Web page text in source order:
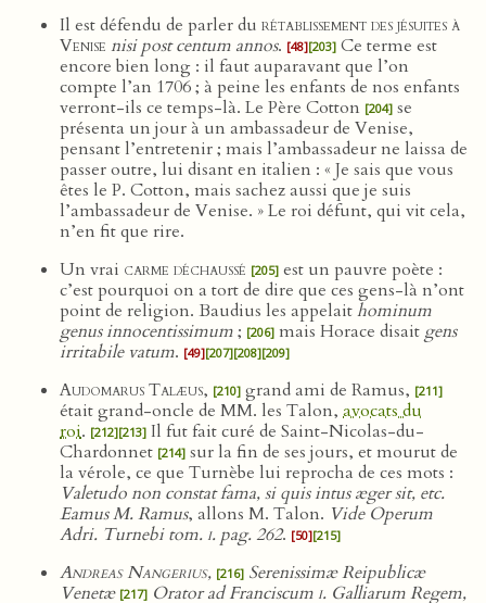
Il est défendu de parler du rétablissement des jésuites à
Venise nisi post centum annos. [48][203] Ce terme est
encore bien long : il faut auparavant que l’on
compte l’an 1706 ; à peine les enfants de nos enfants
verront-ils ce temps-là. Le Père Cotton [204] se
présenta un jour à un ambassadeur de Venise,
pensant l’entretenir ; mais l’ambassadeur ne laissa de
passer outre, lui disant en italien : « Je sais que vous
êtes le P. Cotton, mais sachez aussi que je suis
l’ambassadeur de Venise. » Le roi défunt, qui vit cela,
n’en fit que rire.
Un vrai carme déchaussé [205] est un pauvre poète :
c’est pourquoi on a tort de dire que ces gens-là n’ont
point de religion. Baudius les appelaithominum
genus innocentissimum; [206] mais Horace disait gens
irritabile vatum. [49][207][208][209]
Audomarus Talæus, [210] grand ami de Ramus, [211]
était grand-oncle de MM. les Talon, avocats du
roi. [212][213] Il fut fait curé de Saint-Nicolas-du-
Chardonnet [214] sur la fin de ses jours, et mourut de
la vérole, ce que Turnèbe lui reprocha de ces mots :
Valetudo non constat fama, si quis intus æger sit, etc.
Eamus M. Ramus, allons M. Talon. Vide Operum
Adri. Turnebi tom. i. pag. 262. [50][215]
Andreas Nangerius, [216] Serenissimæ Reipublicæ
Venetæ [217] Orator ad Franciscum i. Galliarum Regem,